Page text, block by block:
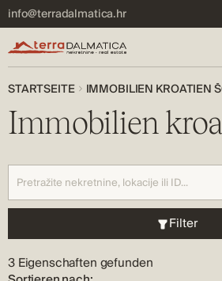
info@terradalmatica.hr
STARTSEITE IMMOBILIEN KROATIEN
Immobilien
Filter
3 Eigenschaften gefunden